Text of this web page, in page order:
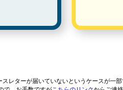
レターが届いていないというケースが一部